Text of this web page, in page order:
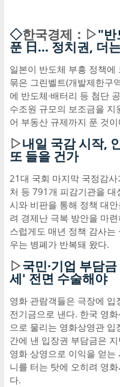
◇한국경제：▷"반
푼 日… 정치권, 더
일본이 반도체 부흥 정책
묶은 그린벨트(개발제한구
에 반도체·배터리 등 첨단
수조원 규모의 보조금을
어 부동산 규제까지 푼 것
▷내일 국감 시작,
또 들을 건가
21대 국회 마지막 국정감
처 등 791개 피감기관을
시와 비판을 통해 정책 대
려 경제난 극복 방안을 마
스럽게도 매년 정책 감사
우는 병폐가 반복돼 왔다.
▷국민·기업 부담
세' 전면 수술해야
영화 관람객들은 극장에
전기금으로 낸다. 한국 영
으로 물리는 영화상영관
간에 낸 입장권 부담금은
영화 상영으로 이익을 얻
니를 터는 탓에 오히려 영
다.